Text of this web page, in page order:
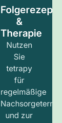
Folgerezept
&
Therapie
Nutzen
Sie
tetrapy
für
regelmäßige
und zur